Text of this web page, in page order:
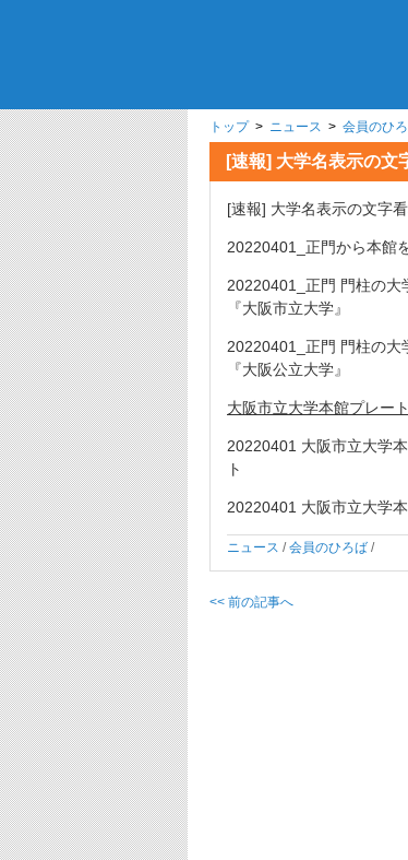
トップ> ニュース > 会員のひ
[速報] 大学名表示の文
[速報] 大学名表示の文字
20220401_正門から本館
20220401_正門 門柱の大
『大阪市立大学』
20220401_正門 門柱の大
『大阪公立大学』
大阪市立大学本館プレート
20220401 大阪市立大学
ト
20220401 大阪市立大学
ニュース /会員のひろば /
<< 前の記事へ